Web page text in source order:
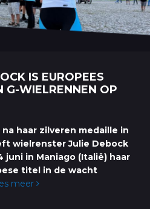
IS EUROPEES
G-WIELRENNEN OP
haar zilveren medaille in
wielrenster Julie Debock
juni in Maniago (Italië) haar
titel in de wacht
meer